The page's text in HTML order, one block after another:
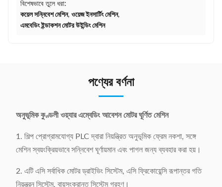
বিশেষভাবে তুলে ধরা:
কয়েল সন্নিবেশ মেশিন, ওয়েজ ইনসার্টিং মেশিন,
এমবেডিং ইন্ডাকশন মোটর উইন্ডিং মেশিন
পণ্যের বর্ণনা
অনুভূমিক কুণ্ডলী ওয়্যার এম্বেডিং আবেশন মোটর ঘূর্ণিত মেশিন
1. শিল্প প্রোগ্রামযোগ্য PLC দ্বারা নিয়ন্ত্রিত অনুভূমিক ফ্রেম নকশা, সঙ্গে
মেশিন স্বয়ংক্রিয়ভাবে সন্নিবেশ ঘূর্ণায়মান এবং পাগল জন্য ব্যবহার করা হয়।
2. এটি এসি সর্বাধিক মোটর ড্রাইভিং সিস্টেম, এসি ফ্রিকোয়েন্সি রূপান্তর গতি
নিয়ন্ত্রন সিস্টেম, বায়ুসংক্রান্ত সিস্টেম গ্রহণ।